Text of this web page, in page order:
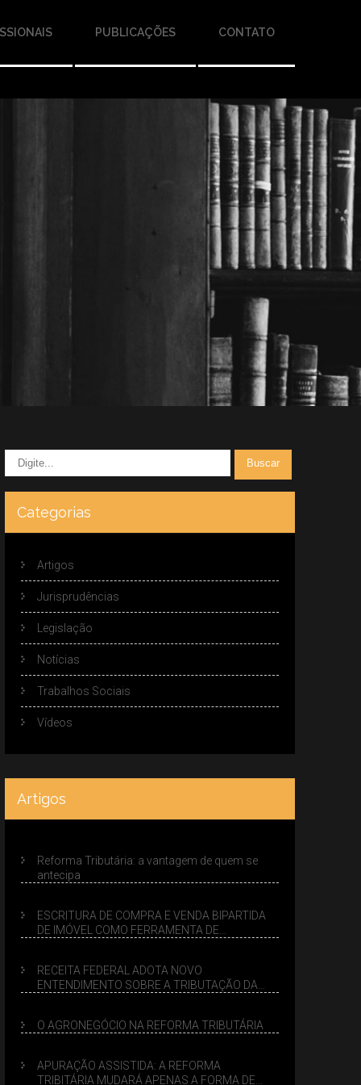
PUBLICAÇÕES CONTATO
Categorias
Artigos
Jurisprudências
Legislação
Notícias
Trabalhos Sociais
Vídeos
Artigos
Reforma Tributária: a vantagem de quem se
antecipa
ESCRITURA DE COMPRA E VENDA BIPARTIDA
DE IMÓVEL COMO FERRAMENTA DE
RECEITA FEDERAL ADOTA NOVO
ENTENDIMENTO SOBRE A TRIBUTAÇÃO DA
O AGRONEGÓCIO NA REFORMA TRIBUTÁRIA
APURAÇÃO ASSISTIDA: A REFORMA
TRIBITÁRIA MUDARÁ APENAS A FORMA DE